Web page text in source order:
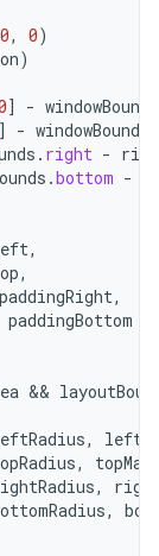
0, 0)
)
] - windowBounds
] - windowBounds
. right -
.bottom -
,
,
paddingRight,
paddingBottom
&&
,
,
,
,